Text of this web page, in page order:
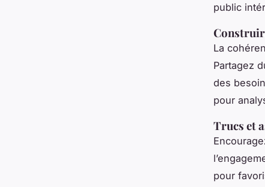
public
La
Partagez
des
pour
Trucs et
pour